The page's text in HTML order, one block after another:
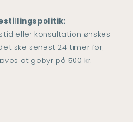
eller konsultation ønskes
ske senest 24 timer før,
et gebyr på 500 kr.